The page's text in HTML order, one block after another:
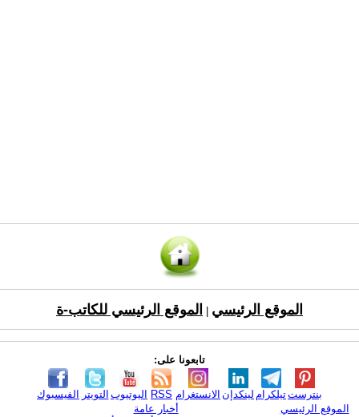
الموقع الرئيسي الموقع الرئيسي للكاتب-ة
تابعونا على:
الفيسبوك التويتر اليوتيوب RSS الانستغرام لينكدإن تيلكرامبنترست
الموقع الرئيسي
أخبار عامة